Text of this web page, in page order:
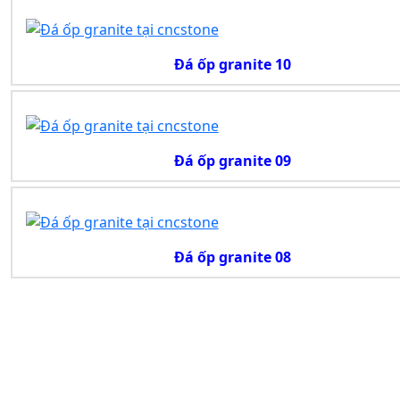
Đá ốp granite 10
Đá ốp granite 09
Đá ốp granite 08